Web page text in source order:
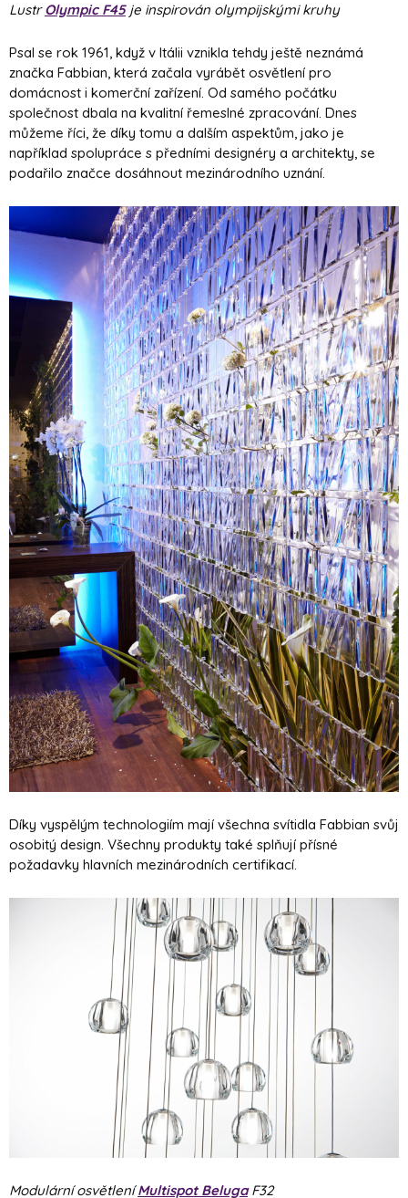
LustrOlympic F45je inspirován olympijskými kruhy
Psal se rok 1961, když v Itálii vznikla tehdy ještě neznámá
značka Fabbian, která začala vyrábět osvětlení pro
domácnost i komerční zařízení. Od samého počátku
společnost dbala na kvalitní řemeslné zpracování. Dnes
můžeme říci, že díky tomu a dalším aspektům, jako je
například spolupráce s předními designéry a architekty, se
podařilo značce dosáhnout mezinárodního uznání.
Díky vyspělým technologiím mají všechna svítidla Fabbian svůj
osobitý design. Všechny produkty také splňují přísné
požadavky hlavních mezinárodních certifikací.
Modulární osvětleníMultispot BelugaF32